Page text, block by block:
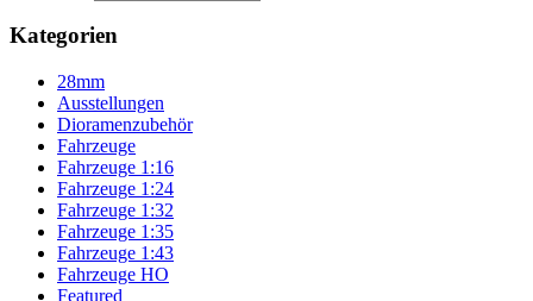
Kategorien
28mm
Ausstellungen
Dioramenzubehör
Fahrzeuge
Fahrzeuge 1:16
Fahrzeuge 1:24
Fahrzeuge 1:32
Fahrzeuge 1:35
Fahrzeuge 1:43
Fahrzeuge HO
Featured